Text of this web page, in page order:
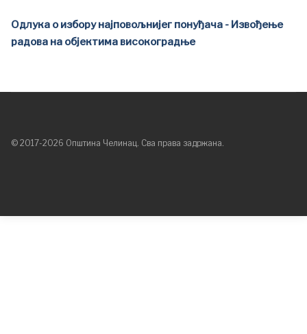
Одлука о избору најповољнијег понуђача - Извођење
радова на објектима високоградње
© 2017-2026 Општина Челинац. Сва права задржана.